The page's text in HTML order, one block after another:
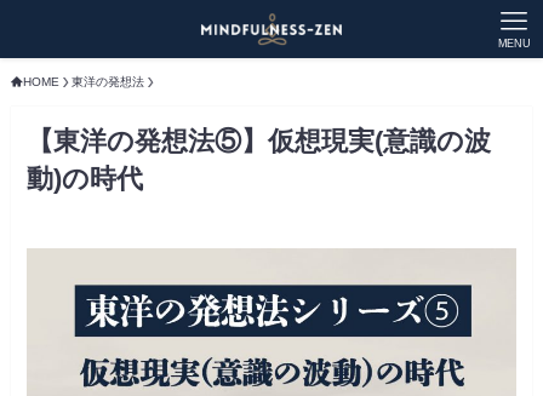
MENU
HOME 東洋の発想法
【東洋の発想法⑤】仮想現実(意識の波
動)の時代